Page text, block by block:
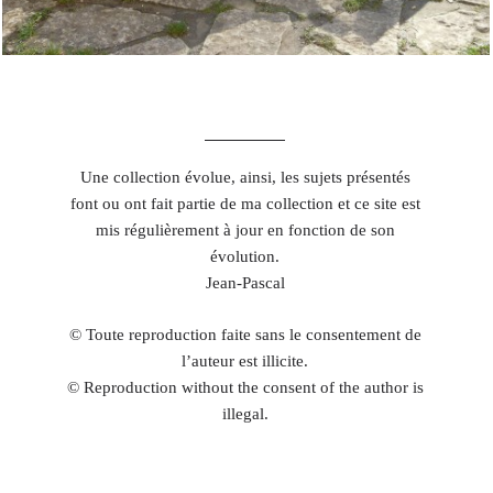
Une collection évolue, ainsi, les sujets présentés
font ou ont fait partie de ma collection et ce site est
mis régulièrement à jour en fonction de son
évolution.
Jean-Pascal
© Toute reproduction faite sans le consentement de
l’auteur est illicite.
© Reproduction without the consent of the author is
illegal.